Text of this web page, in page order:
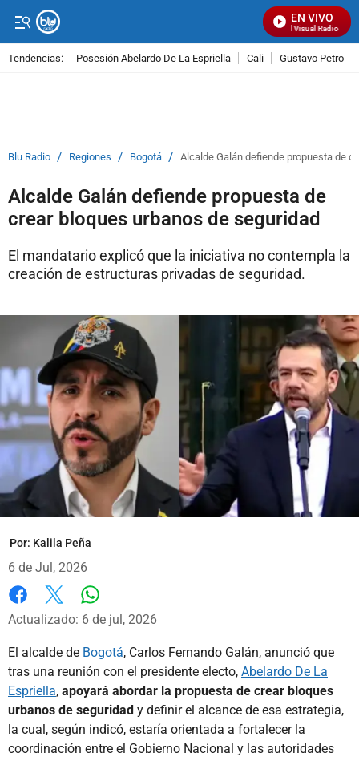
EN VIVO
Señal Visual Radio
Tendencias: Posesión Abelardo De La Espriella Cali Gustavo Petro
Blu Radio / Regiones / Bogotá / Alcalde Galán defiende propuesta de
Alcalde Galán defiende propuesta de
crear bloques urbanos de seguridad
El mandatario explicó que la iniciativa no contempla la
creación de estructuras privadas de seguridad.
Por: Kalila Peña
6 de Jul, 2026
Facebook
X
Actualizado: 6 de jul, 2026
El alcalde de Bogotá, Carlos Fernando Galán, anunció que
tras una reunión con el presidente electo, Abelardo De La
Espriella, apoyará abordar la propuesta de crear bloques
urbanos de seguridad y definir el alcance de esa estrategia,
la cual, según indicó, estaría orientada a fortalecer la
coordinación entre el Gobierno Nacional y las autoridades